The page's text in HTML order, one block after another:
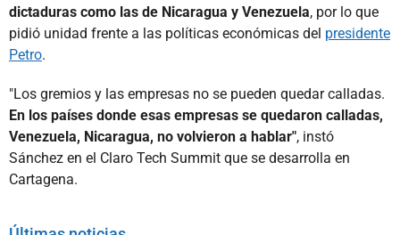
dictaduras como las de Nicaragua y Venezuela, por lo que
pidió unidad frente a las políticas económicas del presidente
Petro.
"Los gremios y las empresas no se pueden quedar calladas.
En los países donde esas empresas se quedaron calladas,
Venezuela, Nicaragua, no volvieron a hablar", instó
Sánchez en el Claro Tech Summit que se desarrolla en
Cartagena.